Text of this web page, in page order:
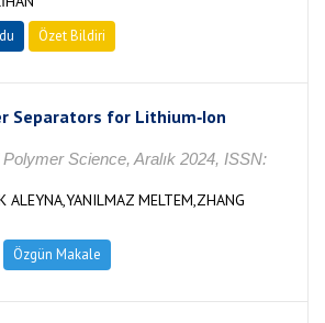
Özet Bildiri
Separators for Lithium‐Ion
Science, Aralık 2024, ISSN:
ALEYNA,YANILMAZ MELTEM,ZHANG
Özgün Makale